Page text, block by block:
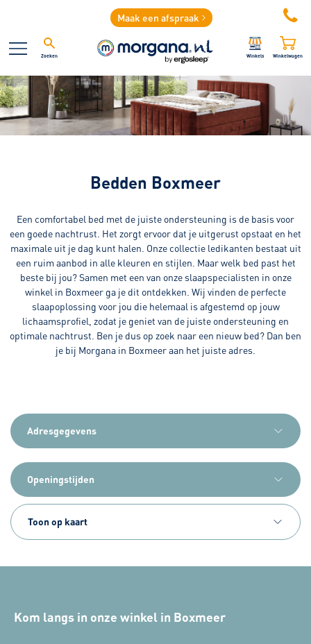
Maak een afspraak
Zoeken Winkels Winkelwagen
Bedden Boxmeer
Een comfortabel bed met de juiste ondersteuning is de basis voor
een goede nachtrust. Het zorgt ervoor dat je uitgerust opstaat en het
maximale uit je dag kunt halen. Onze collectie ledikanten bestaat uit
een ruim aanbod in alle kleuren en stijlen. Maar welk bed past het
beste bij jou? Samen met een van onze slaapspecialisten in onze
winkel in Boxmeer ga je dit ontdekken. Wij vinden de perfecte
slaapoplossing voor jou die helemaal is afgestemd op jouw
lichaamsprofiel, zodat je geniet van de juiste ondersteuning en
optimale nachtrust. Ben je dus op zoek naar een nieuw bed? Dan ben
je bij Morgana in Boxmeer aan het juiste adres.
Adresgegevens
Openingstijden
Toon op kaart
Kom langs in onze winkel in Boxmeer